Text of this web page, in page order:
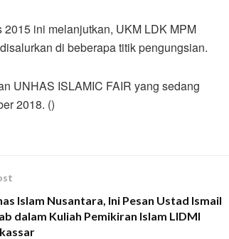
ini melanjutkan, UKM LDK MPM
di beberapa titik pengungsian.
UNHAS ISLAMIC FAIR yang sedang
2018. ()
Islam Nusantara, Ini Pesan Ustad Ismail
dalam Kuliah Pemikiran Islam LIDMI